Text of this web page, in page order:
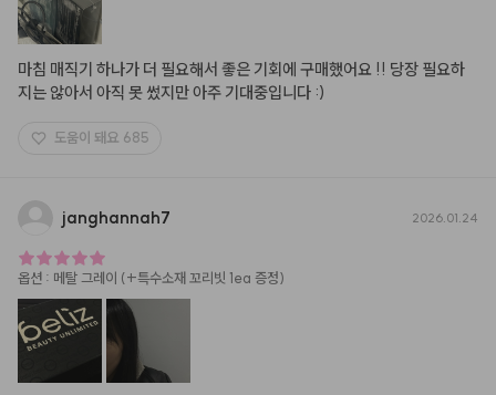
마침 매직기 하나가 더 필요해서 좋은 기회에 구매했어요 !! 당장 필요하
지는 않아서 아직 못 썼지만 아주 기대중입니다 :)
도움이 돼요 685
janghannah7 2026.01.24
옵션 : 메탈 그레이 (+특수소재 꼬리빗 1ea 증정)